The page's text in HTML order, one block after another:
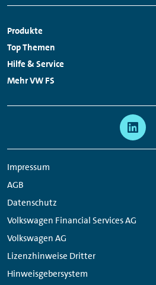
Fußzeilen
Navigation
Produkte
Links:
Top Themen
Links:
Hilfe & Service
Links:
Mehr VW FS
Impressum
AGB
Datenschutz
Volkswagen Financial Services AG
Volkswagen AG
Lizenzhinweise Dritter
Hinweisgebersystem